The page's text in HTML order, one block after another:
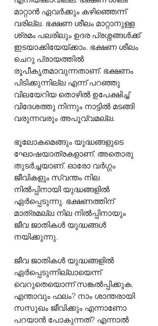
മാറ്റാൻ ഏവർക്കും കഴിഞ്ഞെന്ന്
വരില്ല. ഭക്ഷണ ശീലം മാറ്റാനുള്ള
ശ്രമം പലരിലും ഉദര പ്രശ്നങ്ങൾക്ക്
ഇടയാക്കിയേയ്ക്കാം. ഭക്ഷണ ശീലം
ചെറു പ്രായത്തിൽ
രൂപീകൃതമാവുന്നതാണ്. ഭക്ഷണം
പിടിക്കുന്നില്ല എന്ന് പറഞ്ഞു
വിലയേറിയ തൊഴിൽ ഉപേക്ഷിച്ച്
വിദേശത്തു നിന്നും നാട്ടിൽ മടങ്ങി
വരുന്നവരും അപൂവ്വമല്ല.
ഭൂലോകമെങ്ങും യുദ്ധങ്ങളുടെ
ഘോഷയാത്രകളാണ്. അതൊരു
തുടർച്ചയാണ്. ഓരോ വർഗ്ഗം
ജീവികളും സ്വന്തം നില
നിൽപ്പിനായി യുദ്ധങ്ങളിൽ
ഏർപ്പെടുന്നു. ഭക്ഷണത്തിന്
മാത്രമല്ല നില നിൽപ്പിനായും
ജീവ ജാതികൾ യുദ്ധങ്ങൾ
നയിക്കുന്നു.
ജീവ ജാതികൾ യുദ്ധങ്ങളിൽ
ഏർപ്പെടുന്നില്ലായെന്ന്
വെറുതെയൊന്ന് സങ്കൽപ്പിക്കുക.
എന്താവും ഫലം? നാം ശാന്തരായി
സസുഖം ജീവിക്കും എന്നാണോ
പറയാൻ പോകുന്നത്? എന്നാൽ